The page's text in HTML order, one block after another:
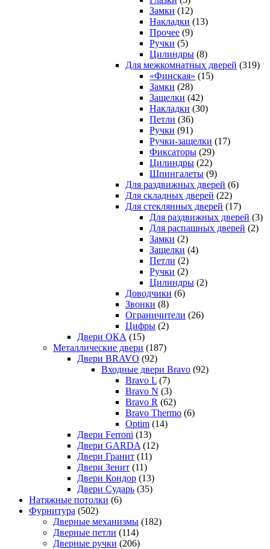
Замки (12)
Накладки (13)
Прочее (9)
Ручки (5)
Цилиндры (8)
Для межкомнатных дверей (319)
«Финская» (15)
Замки (28)
Защелки (42)
Накладки (30)
Петли (36)
Ручки (91)
Ручки-защелки (17)
Фиксаторы (29)
Цилиндры (22)
Шпингалеты (9)
Для раздвижных дверей (6)
Для складных дверей (22)
Для стеклянных дверей (17)
Для раздвижных дверей (3)
Для распашных дверей (2)
Замки (2)
Защелки (4)
Петли (2)
Ручки (2)
Цилиндры (2)
Доводчики (6)
Звонки (8)
Ограничители (26)
Цифры (2)
Двери ОКА (15)
Металлические двери (187)
Двери BRAVO (92)
Входные двери Bravo (92)
Bravo L (7)
Bravo N (3)
Bravo R (62)
Bravo Thermo (6)
Optim (14)
Двери Ferroni (13)
Двери GARDA (12)
Двери Гранит (11)
Двери Зенит (11)
Двери Кондор (13)
Двери Сударь (35)
Натяжные потолки (6)
Фурнитура (502)
Дверные механизмы (182)
Дверные петли (114)
Дверные ручки (206)